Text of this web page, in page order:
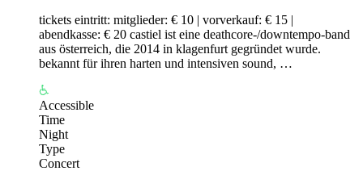
tickets eintritt: mitglieder: € 10 | vorverkauf: € 15 |
abendkasse: € 20 castiel ist eine deathcore-/downtempo-band
aus österreich, die 2014 in klagenfurt gegründet wurde.
bekannt für ihren harten und intensiven sound, …
Accessible
Time
Night
Type
Concert